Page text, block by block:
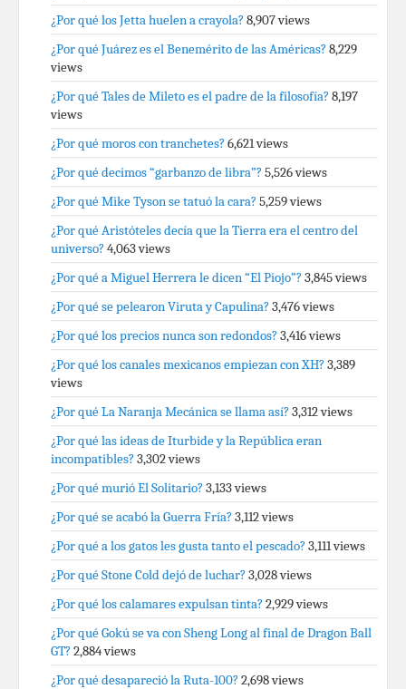
¿Por qué los Jetta huelen a crayola? 8,907 views
¿Por qué Juárez es el Benemérito de las Américas? 8,229
views
¿Por qué Tales de Mileto es el padre de la filosofía? 8,197
views
¿Por qué moros con tranchetes? 6,621 views
¿Por qué decimos “garbanzo de libra”? 5,526 views
¿Por qué Mike Tyson se tatuó la cara? 5,259 views
¿Por qué Aristóteles decía que la Tierra era el centro del
universo? 4,063 views
¿Por qué a Miguel Herrera le dicen “El Piojo”? 3,845 views
¿Por qué se pelearon Viruta y Capulina? 3,476 views
¿Por qué los precios nunca son redondos? 3,416 views
¿Por qué los canales mexicanos empiezan con XH? 3,389
views
¿Por qué La Naranja Mecánica se llama así? 3,312 views
¿Por qué las ideas de Iturbide y la República eran
incompatibles? 3,302 views
¿Por qué murió El Solitario? 3,133 views
¿Por qué se acabó la Guerra Fría? 3,112 views
¿Por qué a los gatos les gusta tanto el pescado? 3,111 views
¿Por qué Stone Cold dejó de luchar? 3,028 views
¿Por qué los calamares expulsan tinta? 2,929 views
¿Por qué Gokú se va con Sheng Long al final de Dragon Ball
GT? 2,884 views
¿Por qué desapareció la Ruta-100? 2,698 views